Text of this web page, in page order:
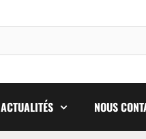
ACTUALITÉS NOUS